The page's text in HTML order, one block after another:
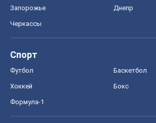
Запорожье Днепр
Черкассы
Спорт
Футбол Баскетбол
Хоккей Бокс
Формула-1